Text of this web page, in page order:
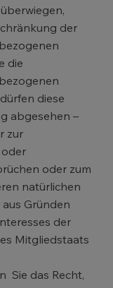
der
die
diese
abgesehen –
zur
oder zum
natürlichen
Gründen
der
Mitgliedstaats
Sie das Recht,